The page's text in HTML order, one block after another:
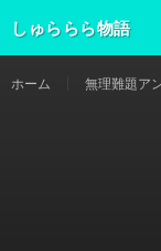
しゅららら物語
ホーム 無理難題ア